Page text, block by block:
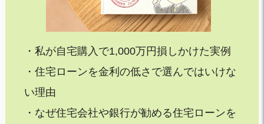
・私が自宅購入で1,000万円損しかけた実例
・住宅ローンを金利の低さで選んではいけな
い理由
・なぜ住宅会社や銀行が勧める住宅ローンを